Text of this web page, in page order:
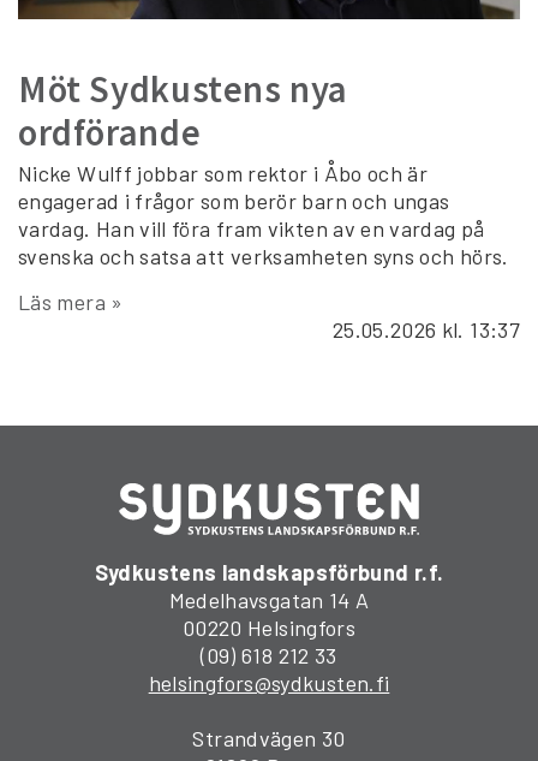
Möt Sydkustens nya
ordförande
Nicke Wulff jobbar som rektor i Åbo och är
engagerad i frågor som berör barn och ungas
vardag. Han vill föra fram vikten av en vardag på
svenska och satsa att verksamheten syns och hörs.
Läs mera »
25.05.2026 kl. 13:37
Sydkustens landskapsförbund r.f.
Medelhavsgatan 14 A
00220 Helsingfors
(09) 618 212 33
helsingfors@sydkusten.fi
Strandvägen 30